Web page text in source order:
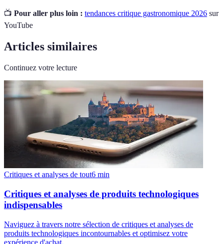
📺 Pour aller plus loin : tendances critique gastronomique 2026 sur
YouTube
Articles similaires
Continuez votre lecture
Critiques et analyses de tout6 min
Critiques et analyses de produits technologiques
indispensables
Naviguez à travers notre sélection de critiques et analyses de
produits technologiques incontournables et optimisez votre
expérience d'achat.